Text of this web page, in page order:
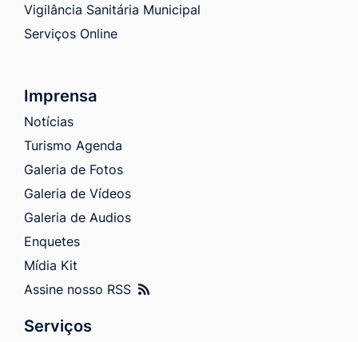
Vigilância Sanitária Municipal
Serviços Online
Imprensa
Notícias
Turismo Agenda
Galeria de Fotos
Galeria de Vídeos
Galeria de Audios
Enquetes
Mídia Kit
Assine nosso RSS
Serviços